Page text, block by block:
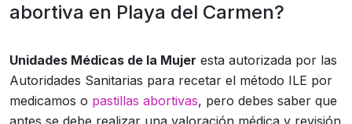
abortiva en Playa del Carmen?
Unidades Médicas de la Mujer esta autorizada por las
Autoridades Sanitarias para recetar el método ILE por
medicamos o pastillas abortivas, pero debes saber que
antes se debe realizar una valoración médica y revisión